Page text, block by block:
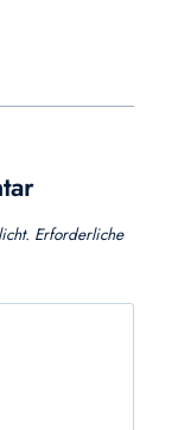
Erforderliche